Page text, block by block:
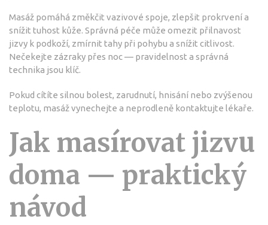
Masáž pomáhá změkčit vazivové spoje, zlepšit prokrvení a
snížit tuhost kůže. Správná péče může omezit přilnavost
jizvy k podkoží, zmírnit tahy při pohybu a snížit citlivost.
Nečekejte zázraky přes noc — pravidelnost a správná
technika jsou klíč.
Pokud cítíte silnou bolest, zarudnutí, hnisání nebo zvýšenou
teplotu, masáž vynechejte a neprodleně kontaktujte lékaře.
Jak masírovat jizvu
doma — praktický
návod